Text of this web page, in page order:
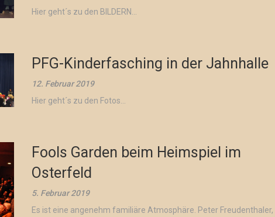
Hier geht´s zu den BILDERN...
PFG-Kinderfasching in der Jahnhalle
12. Februar 2019
Hier geht´s zu den Fotos...
Fools Garden beim Heimspiel im
Osterfeld
5. Februar 2019
Es ist eine angenehm familiäre Atmosphäre. Peter Freudenthaler,